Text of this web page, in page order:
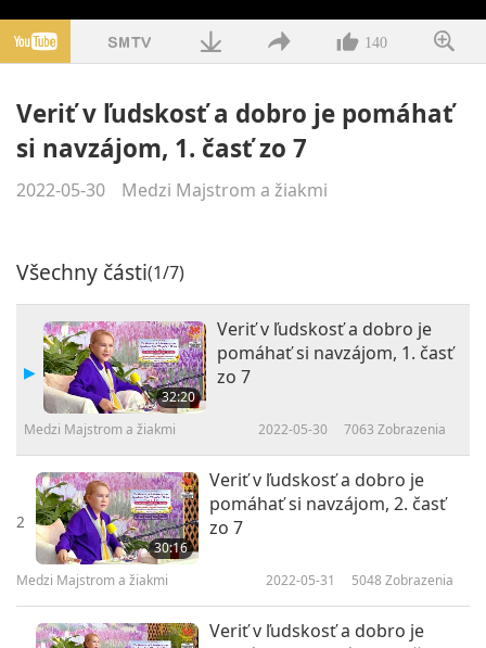
140
Veriť v ľudskosť a dobro je pomáhať
si navzájom, 1. časť zo 7
2022-05-30 Medzi Majstrom a žiakmi
Všechny části(1/7)
32:20
Veriť v ľudskosť a dobro je
pomáhať si navzájom, 1. časť
zo 7
Medzi Majstrom a žiakmi 2022-05-30 7063 Zobrazenia
2
30:16
Veriť v ľudskosť a dobro je
pomáhať si navzájom, 2. časť
zo 7
Medzi Majstrom a žiakmi 2022-05-31 5048 Zobrazenia
Veriť v ľudskosť a dobro je